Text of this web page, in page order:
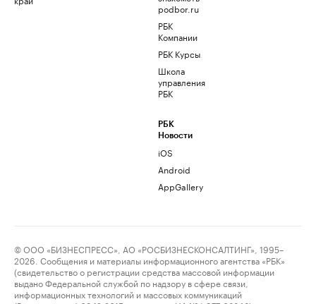
podbor.ru
РБК
Компании
РБК Курсы
Школа
управления
РБК
РБК
Новости
iOS
Android
AppGallery
© ООО «БИЗНЕСПРЕСС», АО «РОСБИЗНЕСКОНСАЛТИНГ», 1995–
2026. Сообщения и материалы информационного агентства «РБК»
(свидетельство о регистрации средства массовой информации
выдано Федеральной службой по надзору в сфере связи,
информационных технологий и массовых коммуникаций